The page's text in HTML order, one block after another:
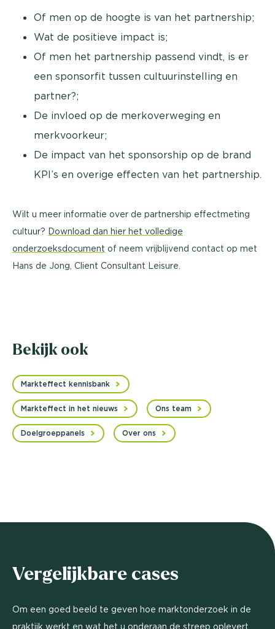
Of men op de hoogte is van het partnership;
Wat de positieve impact is;
Of men het partnership passend vindt, is er
een sponsorfit tussen cultuurinstelling en
partner?;
De invloed op de merkoverweging en
merkvoorkeur;
De impact van het sponsorship op de brand
KPI’s en overige effecten van het partnership.
Wilt u meer informatie over de partnership effectmeting
cultuur? Download dan hier het volledige
onderzoeksdocument of neem vrijblijvend contact op met
Hans de Jong, Client Consultant Leisure.
Bekijk ook
Markteffect kennisbank
Markteffect in het nieuws Ons team
Doelgroeppanels Over ons
Vergelijkbare cases
Om een goed beeld te geven hoe marktonderzoek in de
praktijk werkt en wat het u onderaan de streep oplevert,